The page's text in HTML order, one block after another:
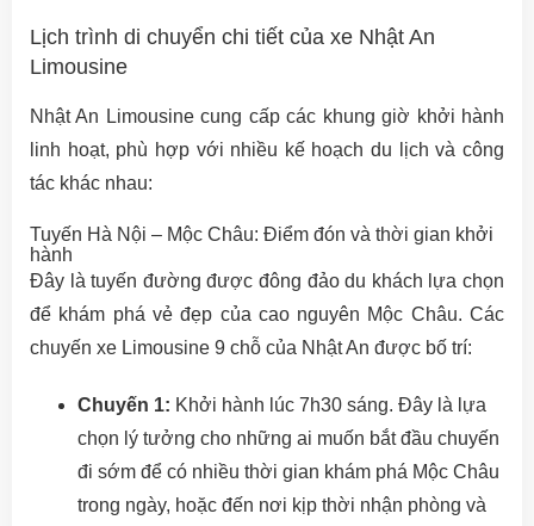
Lịch trình di chuyển chi tiết của xe Nhật An
Limousine
Nhật An Limousine cung cấp các khung giờ khởi hành
linh hoạt, phù hợp với nhiều kế hoạch du lịch và công
tác khác nhau:
Tuyến Hà Nội – Mộc Châu: Điểm đón và thời gian khởi
hành
Đây là tuyến đường được đông đảo du khách lựa chọn
để khám phá vẻ đẹp của cao nguyên Mộc Châu. Các
chuyến xe Limousine 9 chỗ của Nhật An được bố trí:
Chuyến 1: Khởi hành lúc 7h30 sáng. Đây là lựa
chọn lý tưởng cho những ai muốn bắt đầu chuyến
đi sớm để có nhiều thời gian khám phá Mộc Châu
trong ngày, hoặc đến nơi kịp thời nhận phòng và